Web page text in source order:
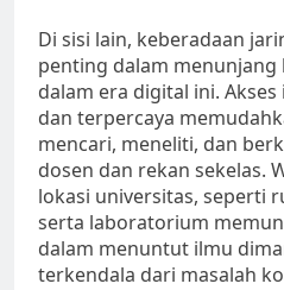
Di sisi lain, keberadaan
penting dalam
dalam era digital ini.
dan terpercaya
mencari, meneliti, dan
dosen dan rekan sekelas.
lokasi universitas, seperti
serta laboratorium
dalam menuntut ilmu
terkendala dari masalah